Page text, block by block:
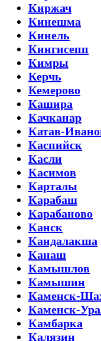
Киржач
Кинешма
Кинель
Кингисепп
Кимры
Керчь
Кемерово
Кашира
Качканар
Катав-
Каспийск
Касли
Касимов
Карталы
Карабаш
Карабаново
Канск
Кандалакша
Канаш
Камышлов
Камышин
Каменск-
Каменск-
Камбарка
Калязин